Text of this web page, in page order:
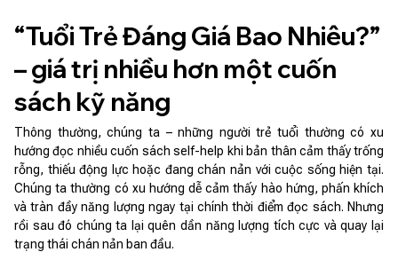
“Tuổi Trẻ Đáng Giá Bao Nhiêu?”
– giá trị nhiều hơn một cuốn
sách kỹ năng
Thông thường, chúng ta – những người trẻ tuổi thường có xu
hướng đọc nhiều cuốn sách self-help khi bản thân cảm thấy trống
rỗng, thiếu động lực hoặc đang chán nản với cuộc sống hiện tại.
Chúng ta thường có xu hướng dễ cảm thấy hào hứng, phấn khích
và tràn đầy năng lượng ngay tại chính thời điểm đọc sách. Nhưng
rồi sau đó chúng ta lại quên dần năng lượng tích cực và quay lại
trạng thái chán nản ban đầu.